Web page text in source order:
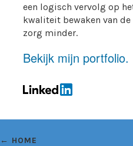
een logisch vervolg op
kwaliteit bewaken van
zorg minder.
Bekijk mijn portfolio.
← HOME